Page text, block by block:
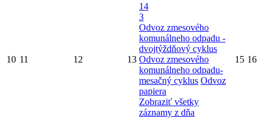
10 11 12 13
14
3
Odvoz zmesového
komunálneho odpadu -
dvojtýždňový cyklus
Odvoz zmesového
komunálneho odpadu-
mesačný cyklus Odvoz
papiera
Zobraziť všetky
záznamy z dňa
15 16